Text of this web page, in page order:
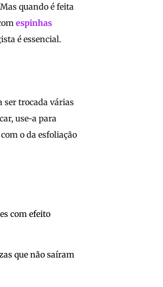
quando é feita
espinhas
é essencial.
ser trocada várias
use-a para
o da esfoliação
com efeito
que não saíram